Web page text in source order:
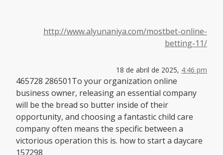
http://www.alyunaniya.com/mostbet-online-
betting-11/
18 de abril de 2025, 4:46 pm
465728 286501To your organization online
business owner, releasing an essential company
will be the bread so butter inside of their
opportunity, and choosing a fantastic child care
company often means the specific between a
victorious operation this is. how to start a daycare
157298